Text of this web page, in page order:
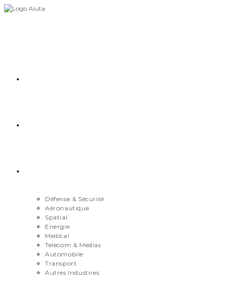
Skip
Défense & Sécurité
Aéronautique
Spatial
Energie
Medical
Telecom & Medias
Automobile
Transport
Autres Industries